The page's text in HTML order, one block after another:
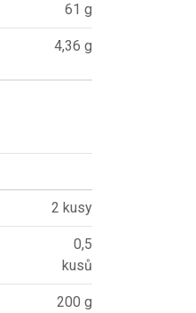
61 g
4,36 g
2 kusy
0,5
kusů
200 g